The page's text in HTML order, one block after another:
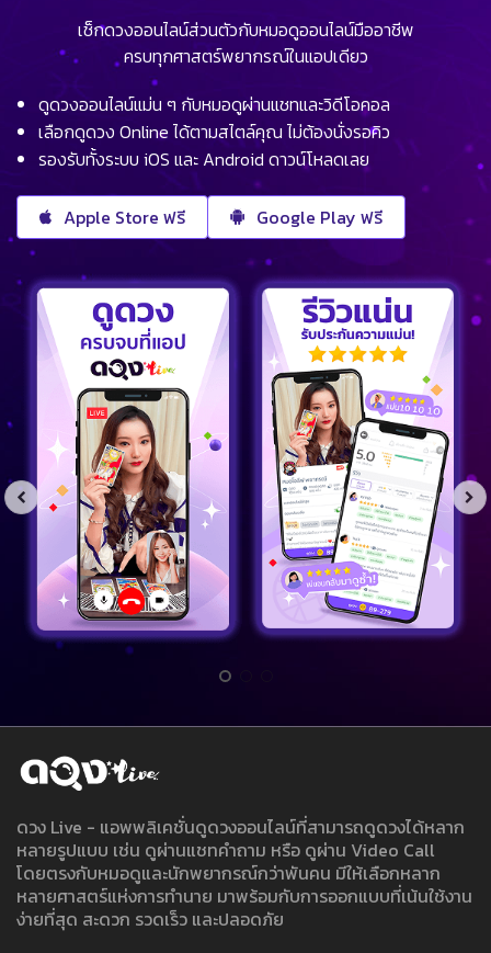
เช็กดวงออนไลน์ส่วนตัวกับหมอดูออนไลน์มืออาชีพ
ครบทุกศาสตร์พยากรณ์ในแอปเดียว
ดูดวงออนไลน์แม่น ๆ กับหมอดูผ่านแชทและวิดีโอคอล
เลือกดูดวง Online ได้ตามสไตล์คุณ ไม่ต้องนั่งรอคิว
รองรับทั้งระบบ iOS และ Android ดาวน์โหลดเลย
Apple Store ฟรี Google Play ฟรี
ดวง Live - แอพพลิเคชั่นดูดวงออนไลน์ที่สามารถดูดวงได้หลาก
หลายรูปแบบ เช่น ดูผ่านแชทคำถาม หรือ ดูผ่าน Video Call
โดยตรงกับหมอดูและนักพยากรณ์กว่าพันคน มีให้เลือกหลาก
หลายศาสตร์แห่งการทำนาย มาพร้อมกับการออกแบบที่เน้นใช้งาน
ง่ายที่สุด สะดวก รวดเร็ว และปลอดภัย